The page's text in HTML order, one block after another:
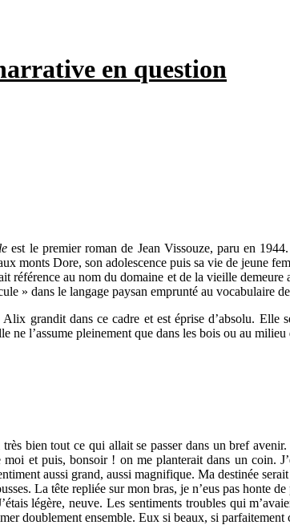
en question
est le premier roman de Jean Vissouze, paru en 1944.
monts Dore, son adolescence puis sa vie de jeune
référence au nom du domaine et de la vieille demeure
» dans le langage paysan emprunté au vocabulaire
grandit dans ce cadre et est éprise d’absolu. Elle
ne l’assume pleinement que dans les bois ou au
bien tout ce qui allait se passer dans un bref
et puis, bonsoir ! on me planterait dans un coin.
aussi grand, aussi magnifique. Ma destinée
La tête repliée sur mon bras, je n’eus pas honte de
légère, neuve. Les sentiments troubles qui
doublement ensemble. Eux si beaux, si